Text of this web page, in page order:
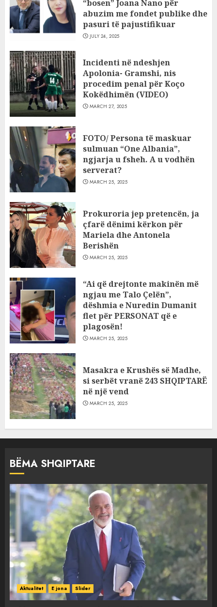
“bosen” Joana Nano për
abuzim me fondet publike dhe
pasuri të pajustifikuar
JULY 24, 2025
Incidenti në ndeshjen
Apolonia- Gramshi, nis
procedim penal për Koço
Kokëdhimën (VIDEO)
MARCH 27, 2025
FOTO/ Persona të maskuar
sulmuan “One Albania”,
ngjarja u fsheh. A u vodhën
serverat?
MARCH 25, 2025
Prokuroria jep pretencën, ja
çfarë dënimi kërkon për
Mariela dhe Antonela
Berishën
MARCH 25, 2025
“Ai që drejtonte makinën më
ngjau me Talo Çelën”,
dëshmia e Nuredin Dumanit
flet për PERSONAT që e
plagosën!
MARCH 25, 2025
Masakra e Krushës së Madhe,
si serbët vranë 243 SHQIPTARË
në një vend
MARCH 25, 2025
BËMA SHQIPTARE
Aktualitet E jona Slider